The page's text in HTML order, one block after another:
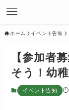
ホーム イベント告知
【参加者
そう！幼
イベント告知